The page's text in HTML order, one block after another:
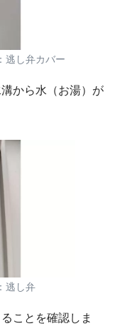
逃し弁カバー
から水（お湯）が
逃し弁
ことを確認しま